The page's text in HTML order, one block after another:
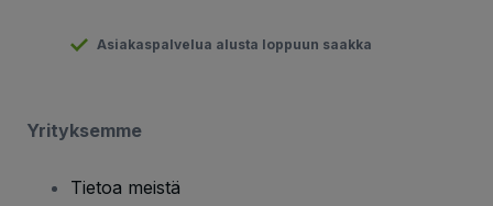
Asiakaspalvelua alusta loppuun saakka
Yrityksemme
Tietoa meistä